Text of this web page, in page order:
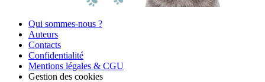
Qui sommes-nous ?
Auteurs
Contacts
Confidentialité
Mentions légales & CGU
Gestion des cookies